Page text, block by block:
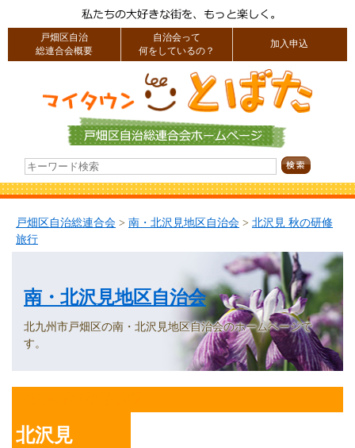
戸畑区自治
総連合会概要
自治会って
何をしているの？
加入申込
戸畑区自治総連合会 > 南・北沢見地区自治会 > 北沢見 秋の研修
旅行
南・北沢見地区自治会
北九州市戸畑区の南・北沢見地区自治会のホームページで
す。
北沢見